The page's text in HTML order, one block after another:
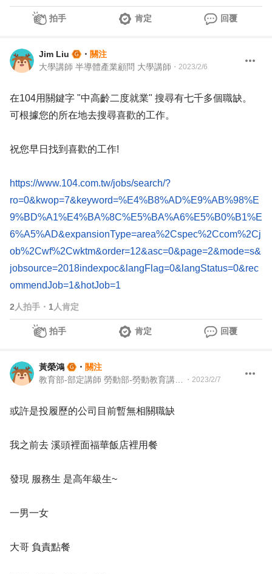
拍手 肯定 回覆
Jim Liu ・ 關注
大學講師 半導體產業顧問 大學講師 ・ 2023/2/6
在104用關鍵字 "中高齡二度就業" 搜尋有七千多個職缺。
可根據您的所在地去搜尋喜歡的工作。
祝您早日找到喜歡的工作!
https://www.104.com.tw/jobs/search/?
ro=0&kwop=7&keyword=%E4%B8%AD%E9%AB%98%E
9%BD%A1%E4%BA%8C%E5%BA%A6%E5%B0%B1%E
6%A5%AD&expansionType=area%2Cspec%2Ccom%2Cj
ob%2Cwf%2Cwktm&order=12&asc=0&page=2&mode=s&
jobsource=2018indexpoc&langFlag=0&langStatus=0&rec
ommendJob=1&hotJob=1
2 人拍手 ・ 1 人肯定
拍手 肯定 回覆
黃榮鴻 ・ 關注
・ 2023/2/7
或許是投履歷的公司目前暫無相關職缺
我之前去 溪頭裡面福華飯店裡用餐
發現 服務生 是高年級生~
一男一女
大哥 負責點餐